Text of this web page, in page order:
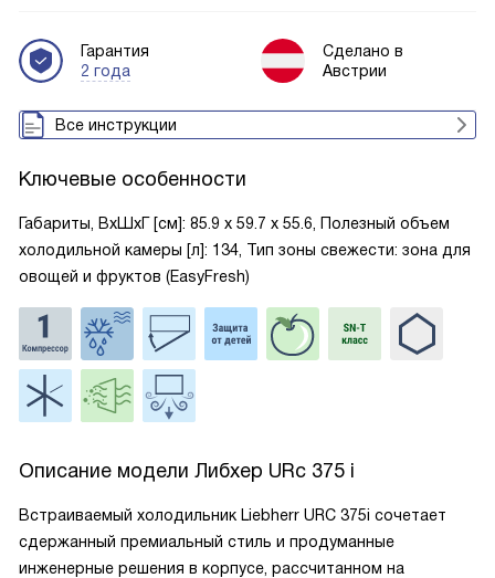
Гарантия
2 года
Сделано в
Австрии
Все инструкции
Ключевые особенности
Габариты, ВxШxГ [см]: 85.9 х 59.7 х 55.6, Полезный объем
холодильной камеры [л]: 134, Тип зоны свежести: зона для
овощей и фруктов (EasyFresh)
Описание модели Либхер URc 375 i
Встраиваемый холодильник Liebherr URC 375i сочетает
сдержанный премиальный стиль и продуманные
инженерные решения в корпусе, рассчитанном на